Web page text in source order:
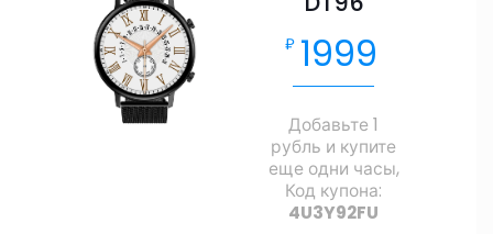
₽ 1999
Добавьте 1
рубль и купите
еще одни часы,
Код купона:
4U3Y92FU